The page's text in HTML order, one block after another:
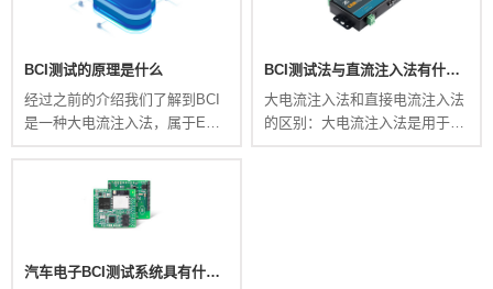
BCI测试的原理是什么
经过之前的介绍我们了解到BCI
是一种大电流注入法，属于EMC
BCI测试法与直流注入法有什么不同
大电流注入法和直接电流注入法
的区别：大电流注入法是用于测
汽车电子BCI测试系统具有什么样的特点